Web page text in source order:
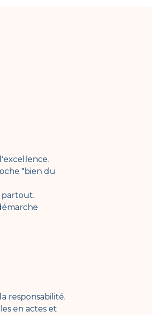
"bien du
partout.
responsabilité.
en actes et